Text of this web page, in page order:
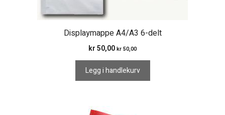
Displaymappe A4/A3 6-delt
kr 50,00 kr 50,00
Legg i handlekurv